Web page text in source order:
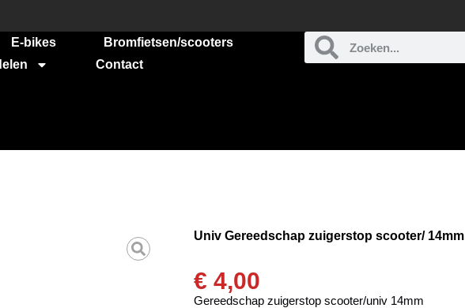
E-bikes
Bromfietsen/scooters
Contact
Univ Gereedschap zuigerstop scooter/ 14mm
€ 4,00
Gereedschap zuigerstop scooter/univ 14mm